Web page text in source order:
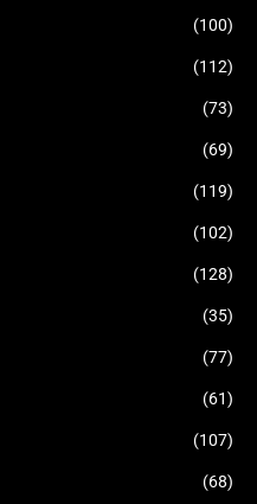
(100)
(112)
(73)
(69)
(119)
(102)
(128)
(35)
(77)
(61)
(107)
(68)